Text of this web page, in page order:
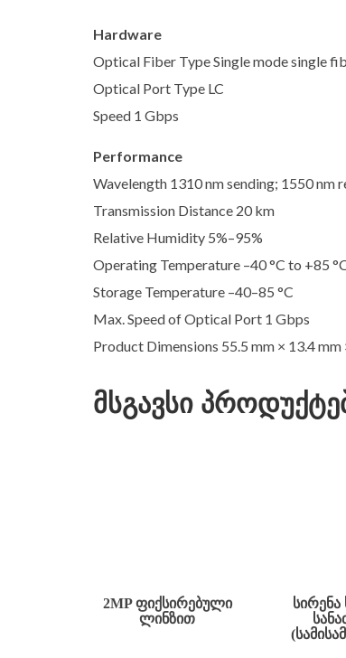
Hardware
Optical Fiber Type Single mode single
Optical Port Type LC
Speed 1 Gbps
Performance
Wavelength 1310 nm sending; 1550 nm
Transmission Distance 20 km
Relative Humidity 5%–95%
Operating Temperature –40 °C to +85
Storage Temperature –40–85 °C
Max. Speed of Optical Port 1 Gbps
Product Dimensions 55.5 mm × 13.4 mm
მსგავსი
2MP ᲤᲘᲥᲡᲘᲠᲔᲑᲣᲚᲘ
ᲚᲘᲜᲖᲘᲗ